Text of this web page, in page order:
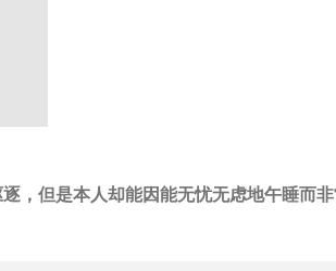
，但是本人却能因能无忧无虑地午睡而